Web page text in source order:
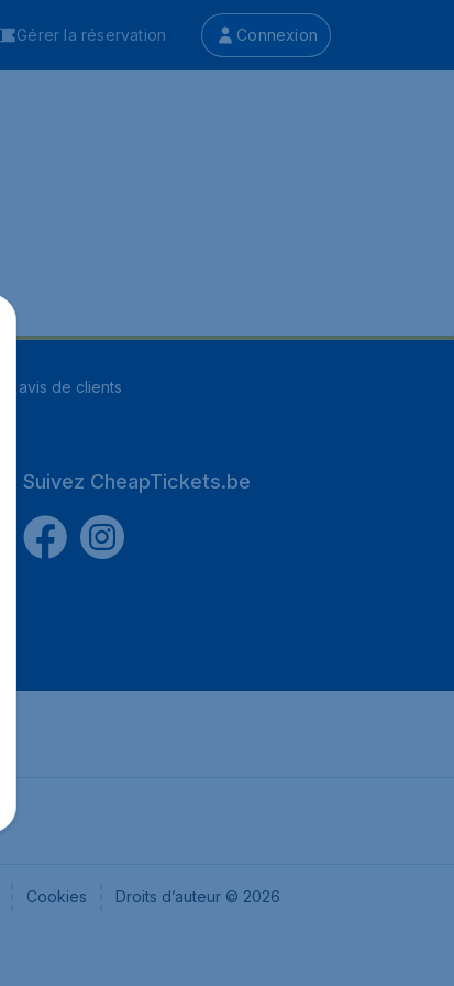
Gérer la réservation Connexion
avis de clients
Suivez CheapTickets.be
Cookies Droits d’auteur © 2026